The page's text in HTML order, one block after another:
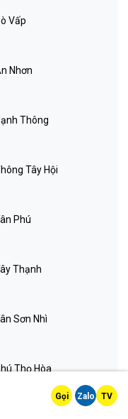
Vấp
Nhơn
Thông
Tây Hội
Phú
Thạnh
Sơn Nhì
Thọ Hòa
Gọi Zalo TV